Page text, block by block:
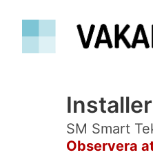
SM Smart
Observera